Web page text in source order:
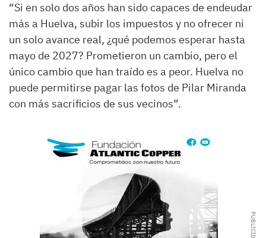
“Si en solo dos años han sido capaces de endeudar
más a Huelva, subir los impuestos y no ofrecer ni
un solo avance real, ¿qué podemos esperar hasta
mayo de 2027? Prometieron un cambio, pero el
único cambio que han traído es a peor. Huelva no
puede permitirse pagar las fotos de Pilar Miranda
con más sacrificios de sus vecinos”.